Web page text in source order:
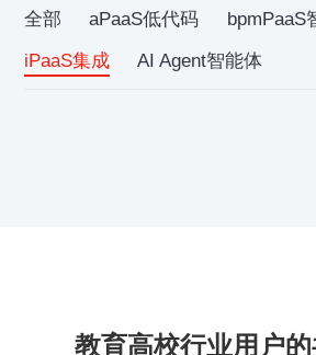
全部 aPaaS低代码
bpmPaaS
iPaaS集成
AI Agent智能体
教育高校行业用户